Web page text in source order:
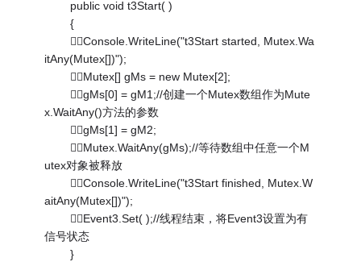
public void t3Start( )
{
Console.WriteLine("t3Start started, Mutex.Wa
itAny(Mutex[])");
Mutex[] gMs = new Mutex[2];
gMs[0] = gM1;//创建一个Mutex数组作为Mute
x.WaitAny()方法的参数
gMs[1] = gM2;
Mutex.WaitAny(gMs);//等待数组中任意一个M
utex对象被释放
Console.WriteLine("t3Start finished, Mutex.W
aitAny(Mutex[])");
Event3.Set( );//线程结束，将Event3设置为有
信号状态
}